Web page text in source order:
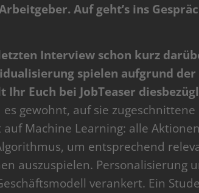
Auf geht’s ins
Interview schon kurz
spielen aufgrund
Euch bei JobTeaser
gewohnt, auf sie
Machine Learning: alle
um entsprechend
auszuspielen. Personalisierung
verankert. Ein